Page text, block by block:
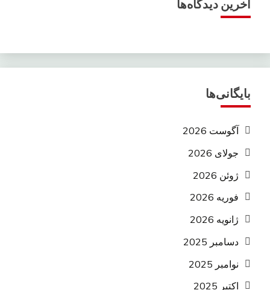
آخرین دیدگاه‌ها
بایگانی‌ها
آگوست 2026
جولای 2026
ژوئن 2026
فوریه 2026
ژانویه 2026
دسامبر 2025
نوامبر 2025
اکتبر 2025